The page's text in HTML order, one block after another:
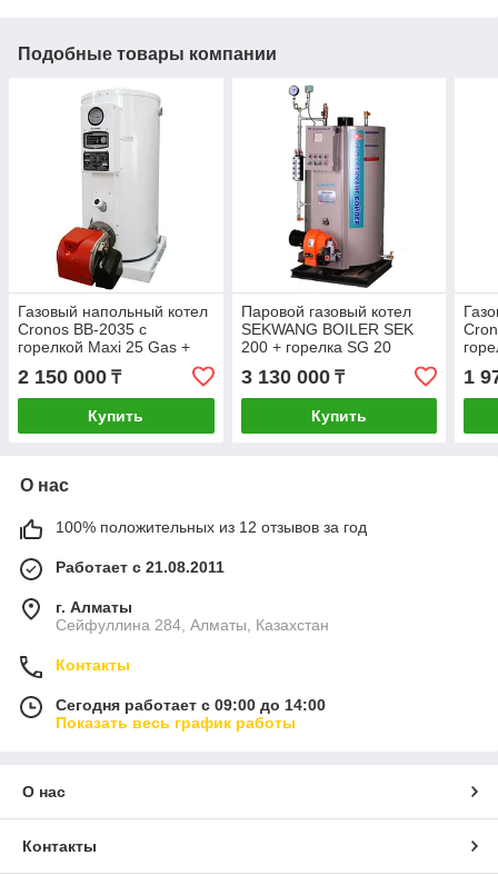
Подобные товары компании
Газовый напольный котел
Cronos BB-2035 с
горелкой Maxi 25 Gas +
2 150 000 ₸
Купить
Паровой газовый котел
SEKWANG BOILER SEK
200 + горелка SG 20
3 130 000₸
Купить
1
О нас
100% положительных из 12 отзывов за год
Работает с 21.08.2011
г. Алматы
Сейфуллина 284, Алматы, Казахстан
Контакты
Сегодня работает с 09:00 до 14:00
Показать весь график работы
О нас
Контакты